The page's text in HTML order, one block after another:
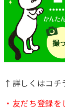
↑詳しくはコチ
・友だち登録